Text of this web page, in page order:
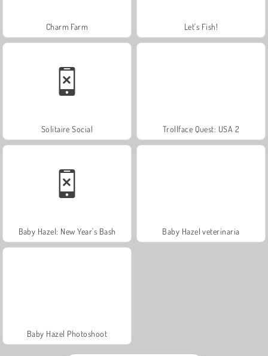
Charm Farm Let's Fish!
Solitaire Social Trollface Quest: USA 2
Baby Hazel: New Year's Bash Baby Hazel veterinaria
Baby Hazel Photoshoot